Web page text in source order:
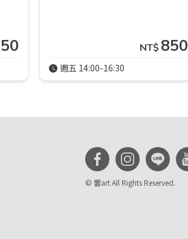
NT$ 850
週五 14:00-16:30
© 響art All Rights Reserved.